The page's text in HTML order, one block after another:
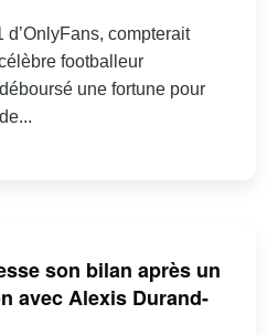
d’OnlyFans, compterait
footballeur
une fortune pour
son bilan après un
avec Alexis Durand-